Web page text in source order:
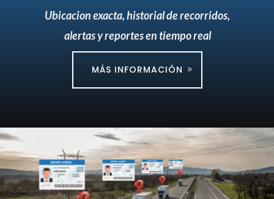
Ubicacion exacta, historial de recorridos,
alertas y reportes en tiempo real
MÁS INFORMACIÓN